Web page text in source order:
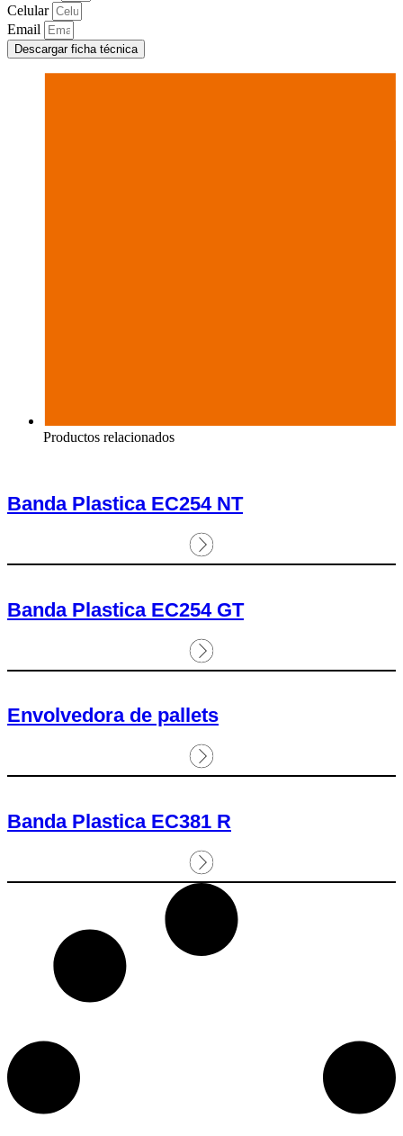
Celular
Email
Descargar ficha técnica
Productos relacionados
Banda Plastica EC254 NT
Banda Plastica EC254 GT
Envolvedora de pallets
Banda Plastica EC381 R